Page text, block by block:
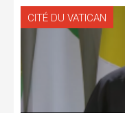
CITÉ DU VATICAN